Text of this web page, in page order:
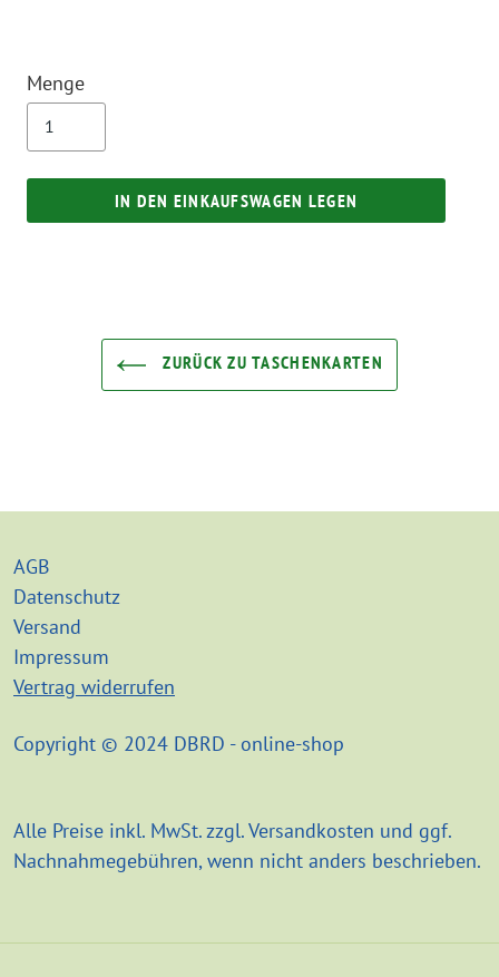
Menge
IN DEN EINKAUFSWAGEN LEGEN
ZURÜCK ZU TASCHENKARTEN
AGB
Datenschutz
Versand
Impressum
Vertrag widerrufen
Copyright © 2024 DBRD - online-shop
Alle Preise inkl. MwSt. zzgl. Versandkosten und ggf.
Nachnahmegebühren, wenn nicht anders beschrieben.